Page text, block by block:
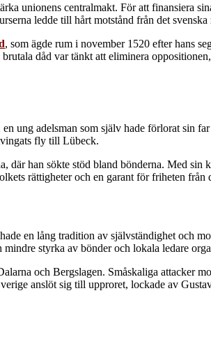
unionens centralmakt. För att finansiera
ledde till hårt motstånd från det
, som ägde rum i november 1520 efter hans
dåd var tänkt att eliminera
en ung adelsman som själv hade förlorat sin
fly till Lübeck.
där han sökte stöd bland bönderna. Med
rättigheter och en garant för friheten från
en lång tradition av självständighet och
styrka av bönder och lokala ledare
och Bergslagen. Småskaliga attacker
anslöt sig till upproret, lockade av